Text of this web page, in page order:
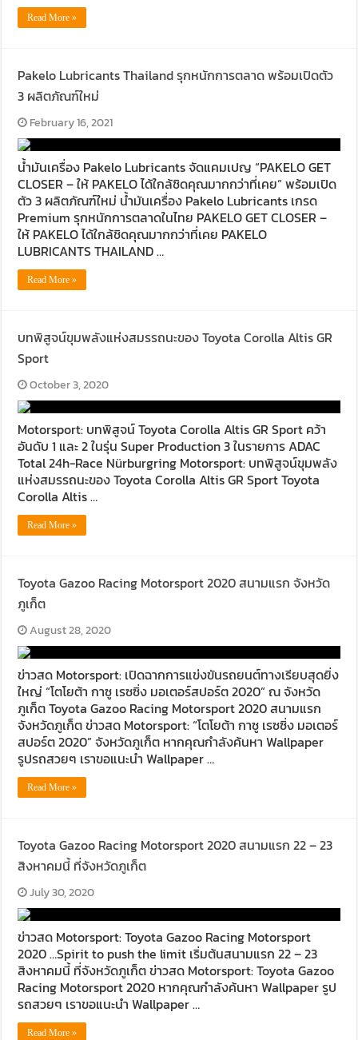
Read More »
Pakelo Lubricants Thailand รุกหนักการตลาด พร้อมเปิดตัว
3 ผลิตภัณฑ์ใหม่
February 16, 2021
น้ำมันเครื่อง Pakelo Lubricants จัดแคมเปญ “PAKELO GET
CLOSER – ให้ PAKELO ได้ใกล้ชิดคุณมากกว่าที่เคย” พร้อมเปิด
ตัว 3 ผลิตภัณฑ์ใหม่ น้ำมันเครื่อง Pakelo Lubricants เกรด
Premium รุกหนักการตลาดในไทย PAKELO GET CLOSER –
ให้ PAKELO ได้ใกล้ชิดคุณมากกว่าที่เคย PAKELO
LUBRICANTS THAILAND …
Read More »
บทพิสูจน์ขุมพลังแห่งสมรรถนะของ Toyota Corolla Altis GR
Sport
October 3, 2020
Motorsport: บทพิสูจน์ Toyota Corolla Altis GR Sport คว้า
อันดับ 1 และ 2 ในรุ่น Super Production 3 ในรายการ ADAC
Total 24h-Race Nürburgring Motorsport: บทพิสูจน์ขุมพลัง
แห่งสมรรถนะของ Toyota Corolla Altis GR Sport Toyota
Corolla Altis …
Read More »
Toyota Gazoo Racing Motorsport 2020 สนามแรก จังหวัด
ภูเก็ต
August 28, 2020
ข่าวสด Motorsport: เปิดฉากการแข่งขันรถยนต์ทางเรียบสุดยิ่ง
ใหญ่ “โตโยต้า กาซู เรซซิ่ง มอเตอร์สปอร์ต 2020” ณ จังหวัด
ภูเก็ต Toyota Gazoo Racing Motorsport 2020 สนามแรก
จังหวัดภูเก็ต ข่าวสด Motorsport: “โตโยต้า กาซู เรซซิ่ง มอเตอร์
สปอร์ต 2020” จังหวัดภูเก็ต หากคุณกำลังค้นหา Wallpaper
รูปรถสวยๆ เราขอแนะนำ Wallpaper …
Read More »
Toyota Gazoo Racing Motorsport 2020 สนามแรก 22 – 23
สิงหาคมนี้ ที่จังหวัดภูเก็ต
July 30, 2020
ข่าวสด Motorsport: Toyota Gazoo Racing Motorsport
2020 …Spirit to push the limit เริ่มต้นสนามแรก 22 – 23
สิงหาคมนี้ ที่จังหวัดภูเก็ต ข่าวสด Motorsport: Toyota Gazoo
Racing Motorsport 2020 หากคุณกำลังค้นหา Wallpaper รูป
รถสวยๆ เราขอแนะนำ Wallpaper …
Read More »